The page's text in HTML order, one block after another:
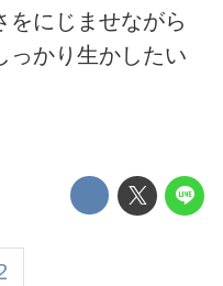
をにじませながら
っかり生かしたい